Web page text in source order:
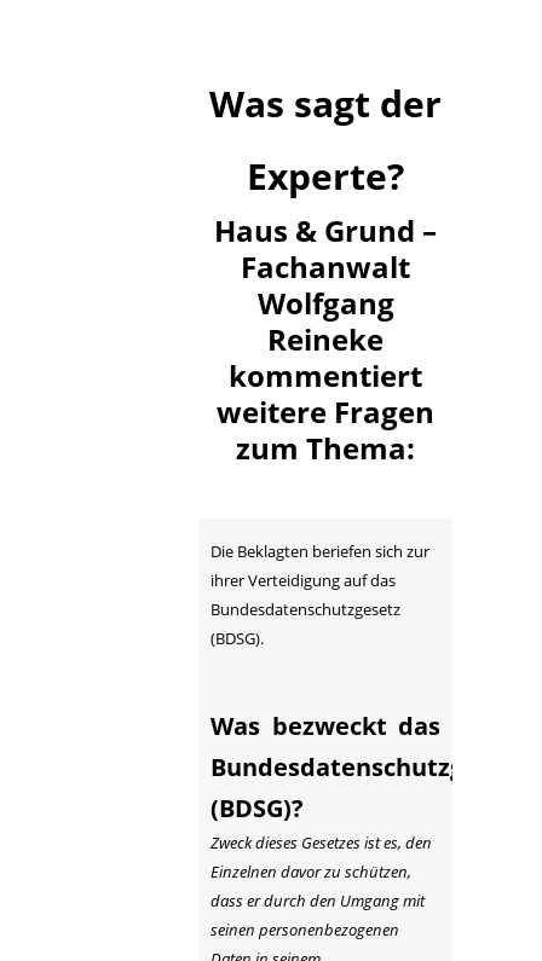
Was sagt der
Experte?
Haus & Grund –
Fachanwalt
Wolfgang
Reineke
kommentiert
weitere Fragen
zum Thema:
Die Beklagten beriefen sich zur
ihrer Verteidigung auf das
Bundesdatenschutzgesetz
(BDSG).
Was bezweckt das
Bundesdatenschutzgesetz
(BDSG)?
Zweck dieses Gesetzes ist es, den
Einzelnen davor zu schützen,
dass er durch den Umgang mit
seinen personenbezogenen